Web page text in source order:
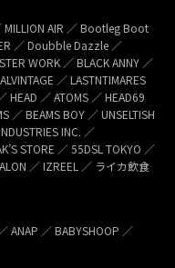
MILLION AIR ／ Bootleg Boot
／ Doubble Dazzle ／
WORK ／ BLACK ANNY ／
／ LASTNTIMARES
HEAD ／ ATOMS ／ HEAD69
／ BEAMS BOY ／ UNSELTISH
INC. ／
STORE ／ 55DSL TOKYO ／
／ IZREEL ／ ライカ飲食
ANAP ／ BABYSHOOP ／